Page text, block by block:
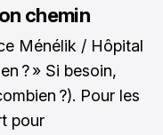
chemin
Ménélik / Hôpital
? » Si besoin,
?). Pour les
pour